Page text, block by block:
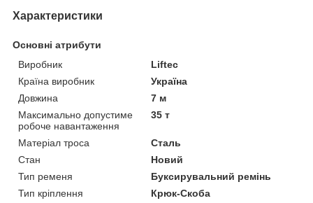
Характеристики
Основні атрибути
Виробник
Liftec
Країна виробник
Україна
Довжина
7 м
Максимально допустиме
робоче навантаження
35 т
Матеріал троса
Сталь
Стан
Новий
Тип ременя
Буксирувальний ремінь
Тип кріплення
Крюк-Скоба